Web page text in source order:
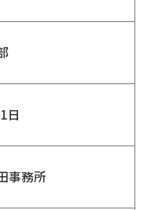
日
事務所